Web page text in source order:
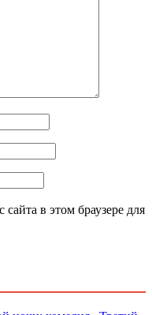
в этом браузере для